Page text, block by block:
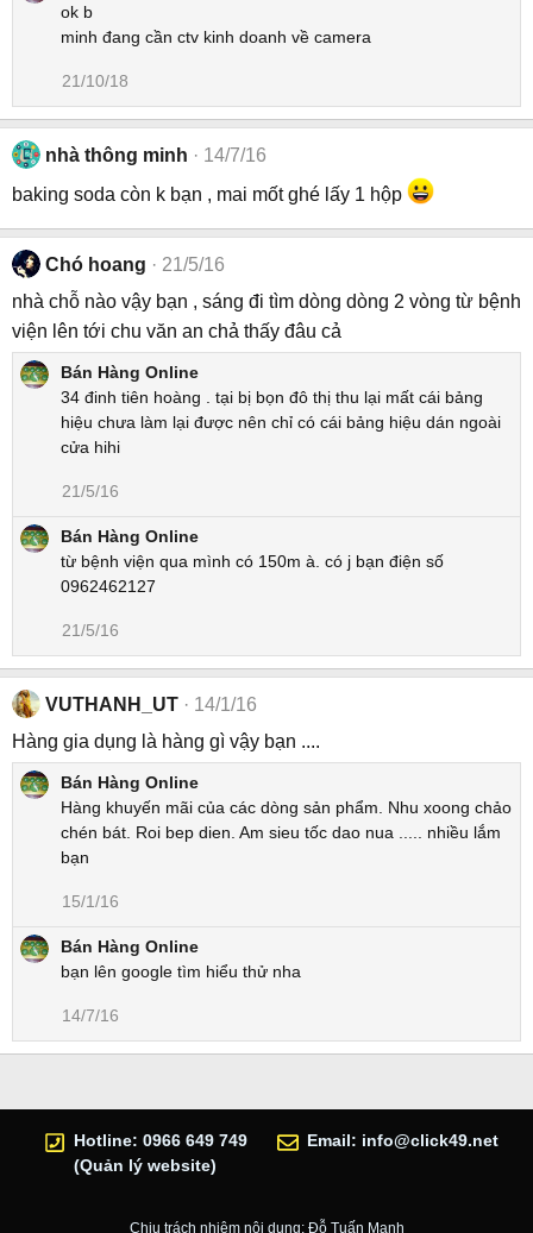
ok b
minh đang cần ctv kinh doanh về camera
21/10/18
nhà thông minh
14/7/16
baking soda còn k bạn , mai mốt ghé lấy 1 hộp
Chó hoang
21/5/16
nhà chỗ nào vậy bạn , sáng đi tìm dòng dòng 2 vòng từ bệnh
viện lên tới chu văn an chả thấy đâu cả
Bán Hàng Online
34 đinh tiên hoàng . tại bị bọn đô thị thu lại mất cái bảng
hiệu chưa làm lại được nên chỉ có cái bảng hiệu dán ngoài
cửa hihi
21/5/16
Bán Hàng Online
từ bệnh viện qua mình có 150m à. có j bạn điện số
0962462127
21/5/16
VUTHANH_UT
14/1/16
Hàng gia dụng là hàng gì vậy bạn ....
Bán Hàng Online
Hàng khuyến mãi của các dòng sản phẩm. Nhu xoong chảo
chén bát. Roi bep dien. Am sieu tốc dao nua ..... nhiều lắm
bạn
15/1/16
Bán Hàng Online
bạn lên google tìm hiểu thử nha
14/7/16
Hotline: 0966 649 749
(Quản lý website)
Email: info@click49.net
Chịu trách nhiệm nội dung: Đỗ Tuấn Mạnh